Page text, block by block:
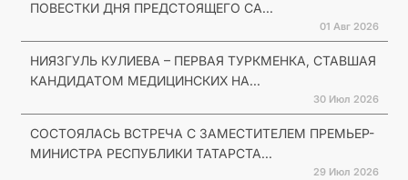
ПОВЕСТКИ ДНЯ ПРЕДСТОЯЩЕГО СА...
01 Авг 2026
НИЯЗГУЛЬ КУЛИЕВА – ПЕРВАЯ ТУРКМЕНКА, СТАВШАЯ
КАНДИДАТОМ МЕДИЦИНСКИХ НА...
30 Июл 2026
СОСТОЯЛАСЬ ВСТРЕЧА С ЗАМЕСТИТЕЛЕМ ПРЕМЬЕР-
МИНИСТРА РЕСПУБЛИКИ ТАТАРСТА...
29 Июл 2026